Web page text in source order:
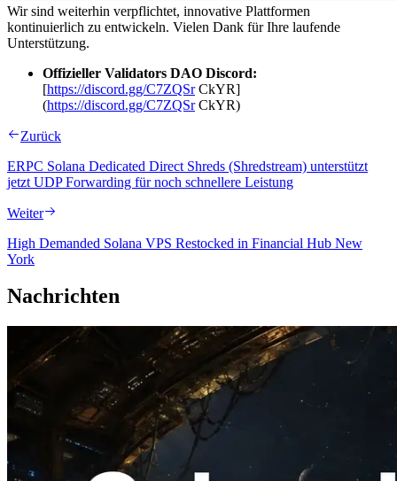
Wir sind weiterhin verpflichtet, innovative Plattformen
kontinuierlich zu entwickeln. Vielen Dank für Ihre laufende
Unterstützung.
Offizieller Validators DAO Discord:
[https://discord.gg/C7ZQSrCkYR]
(https://discord.gg/C7ZQSrCkYR)
Zurück
ERPC Solana Dedicated Direct Shreds (Shredstream) unterstützt
jetzt UDP Forwarding für noch schnellere Leistung
Weiter
High Demanded Solana VPS Restocked in Financial Hub New
York
Nachrichten